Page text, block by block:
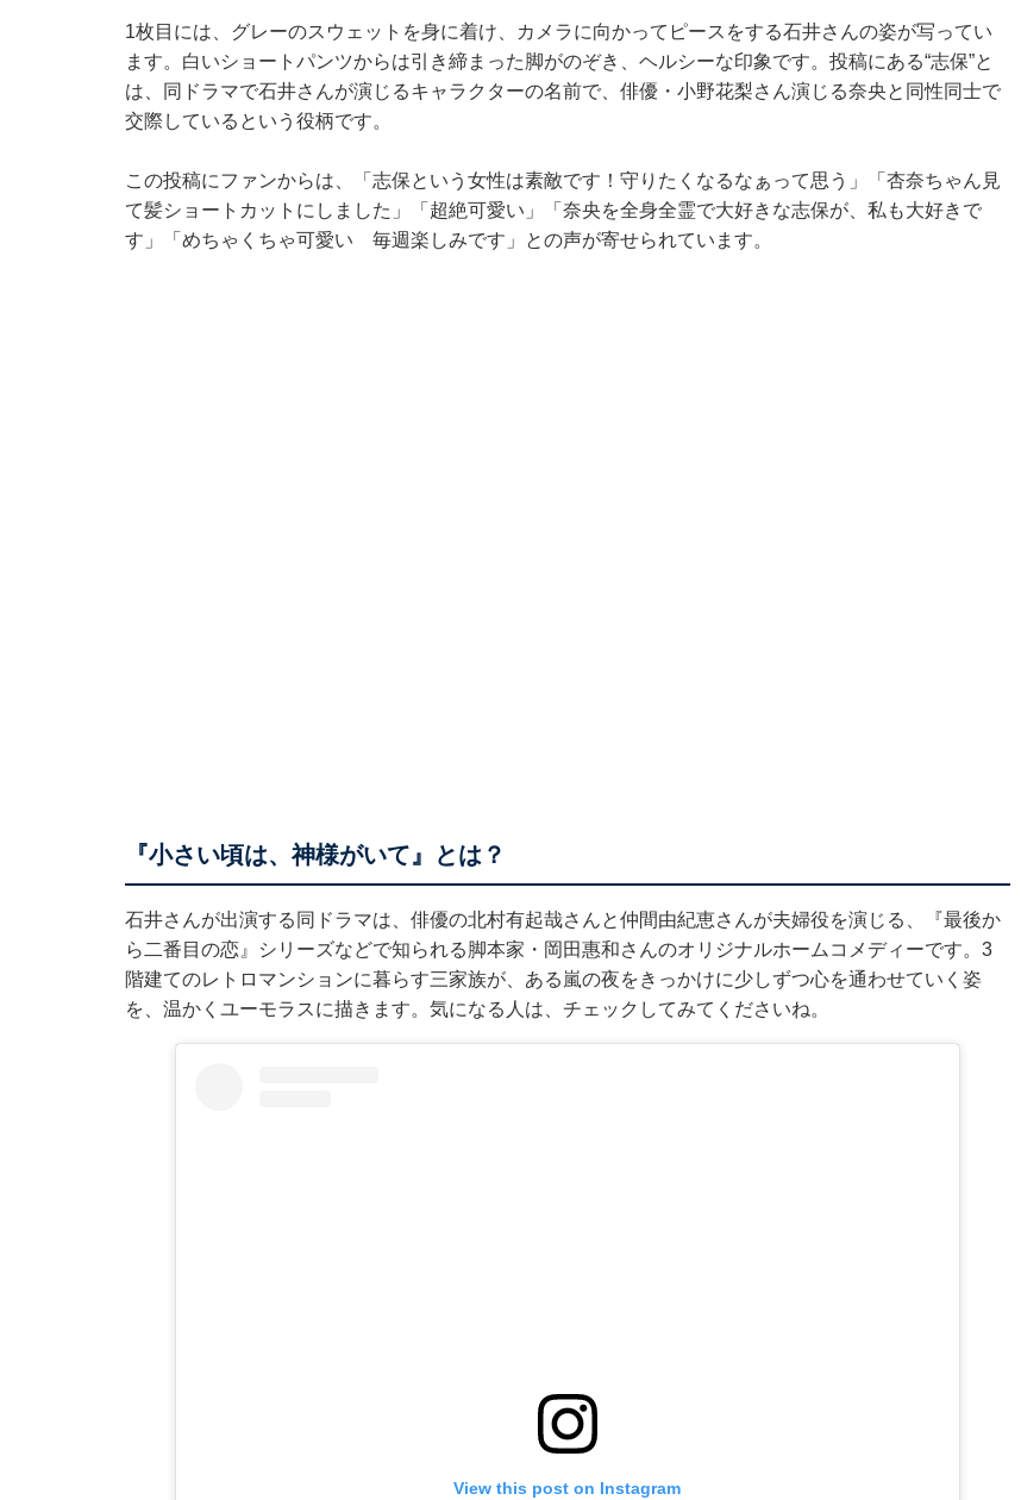
1枚目には、グレーのスウェットを身に着け、カメラに向かってピースをする石井さんの姿が写ってい
ます。白いショートパンツからは引き締まった脚がのぞき、ヘルシーな印象です。投稿にある“志保”と
は、同ドラマで石井さんが演じるキャラクターの名前で、俳優・小野花梨さん演じる奈央と同性同士で
交際しているという役柄です。
この投稿にファンからは、「志保という女性は素敵です！守りたくなるなぁって思う」「杏奈ちゃん見
て髪ショートカットにしました」「超絶可愛い」「奈央を全身全霊で大好きな志保が、私も大好きで
す」「めちゃくちゃ可愛い 毎週楽しみです」との声が寄せられています。
『小さい頃は、神様がいて』とは？
石井さんが出演する同ドラマは、俳優の北村有起哉さんと仲間由紀恵さんが夫婦役を演じる、『最後か
ら二番目の恋』シリーズなどで知られる脚本家・岡田惠和さんのオリジナルホームコメディーです。3
階建てのレトロマンションに暮らす三家族が、ある嵐の夜をきっかけに少しずつ心を通わせていく姿
を、温かくユーモラスに描きます。気になる人は、チェックしてみてくださいね。
View this post on Instagram